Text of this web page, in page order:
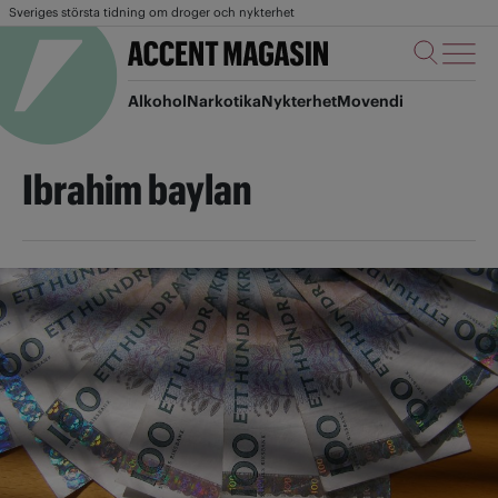
Sveriges största tidning om droger och nykterhet
AlkoholNarkotikaNykterhetMovendi
Ibrahim baylan